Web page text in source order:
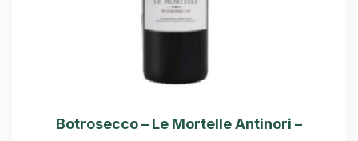
Botrosecco – Le Mortelle Antinori –